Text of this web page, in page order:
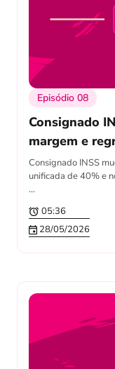
Episódio 08
Consignado
margem e
Consignado INSS
unificada de 40% e
…
05:36
28/05/2026